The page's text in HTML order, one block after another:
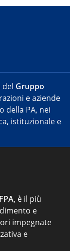
del Gruppo
e aziende
della PA, nei
istituzionale e
FPA, è il più
e
impegnate
e